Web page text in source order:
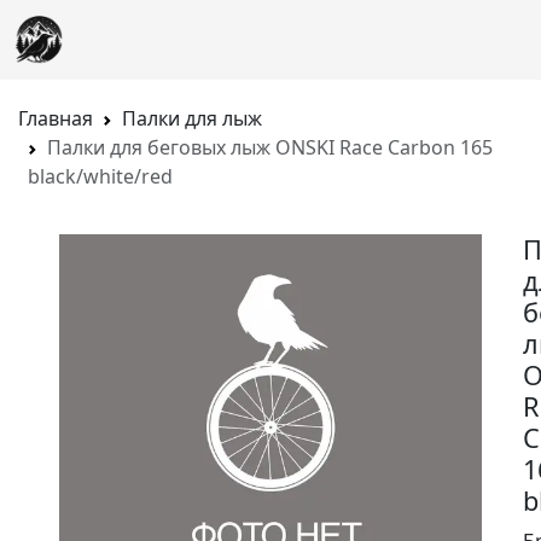
Главная
Палки для лыж
Палки для беговых лыж ONSKI Race Carbon 165
black/white/red